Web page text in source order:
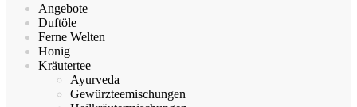
Angebote
Duftöle
Ferne Welten
Honig
Kräutertee
Ayurveda
Gewürzteemischungen